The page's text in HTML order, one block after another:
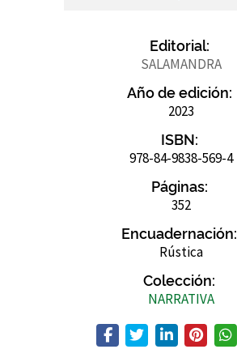
Editorial:
SALAMANDRA
Año de edición:
2023
ISBN:
978-84-9838-569-4
Páginas:
352
Encuadernación:
Rústica
Colección:
NARRATIVA